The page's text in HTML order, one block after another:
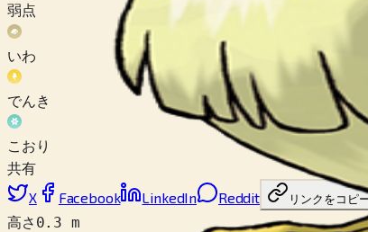
弱点
いわ
でんき
こおり
共有
X
Facebook LinkedIn Reddit リンクをコピ
高さ 0.3 m